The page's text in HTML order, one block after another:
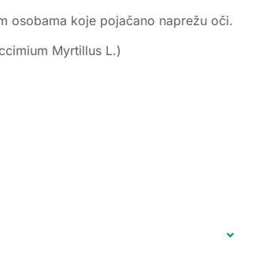
osobama koje pojačano naprežu oči.
Myrtillus L.)